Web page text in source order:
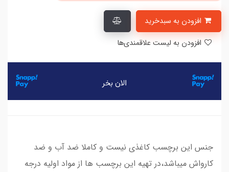
​​​​جنس این برچسب کاغذی نیست و کاملا ضد آب و ضد
کارواش میباشد،در تهیه این برچسب ها از مواد اولیه درجه